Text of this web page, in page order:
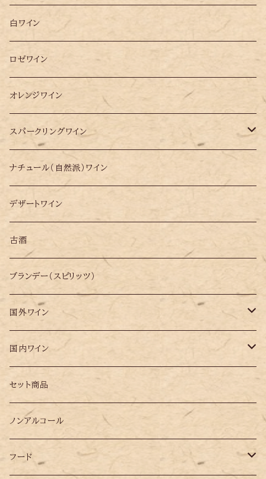
大阪万博ポルトガル・パビリオンで提供したワイン10選
白ワイン
ロゼワイン
オレンジワイン
スパークリングワイン
シードル
シャンパン
ナチュール（自然派）ワイン
デザートワイン
古酒
ブランデー（スピリッツ）
国外ワイン
イタリア
オーストリア
ギリシャ
スペイン
国内ワイン
岩手県
セット商品
ノンアルコール
フード